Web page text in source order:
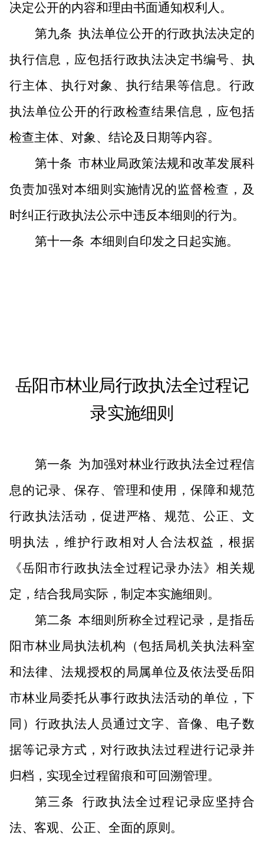
决定公开的内容和理由书面通知权利人。
第九条 执法单位公开的行政执法决定的
执行信息，应包括行政执法决定书编号、执
行主体、执行对象、执行结果等信息。行政
执法单位公开的行政检查结果信息，应包括
检查主体、对象、结论及日期等内容。
第十条 市林业局政策法规和改革发展科
负责加强对本细则实施情况的监督检查，及
时纠正行政执法公示中违反本细则的行为。
第十一条 本细则自印发之日起实施。
岳阳市林业局行政执法全过程记
录实施细则
第一条 为加强对林业行政执法全过程信
息的记录、保存、管理和使用，保障和规范
行政执法活动，促进严格、规范、公正、文
明执法，维护行政相对人合法权益，根据
《岳阳市行政执法全过程记录办法》相关规
定，结合我局实际，制定本实施细则。
第二条 本细则所称全过程记录，是指岳
阳市林业局执法机构（包括局机关执法科室
和法律、法规授权的局属单位及依法受岳阳
市林业局委托从事行政执法活动的单位，下
同）行政执法人员通过文字、音像、电子数
据等记录方式，对行政执法过程进行记录并
归档，实现全过程留痕和可回溯管理。
第三条
行政执法全过程记录应坚持合
法、客观、公正、全面的原则。